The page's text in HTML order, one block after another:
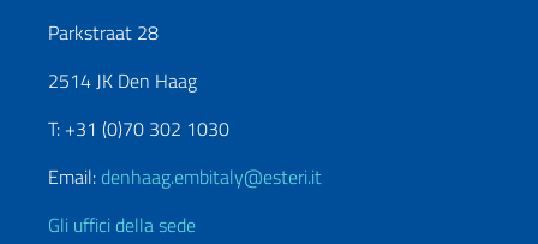
Parkstraat 28
2514 JK Den Haag
T: +31 (0)70 302 1030
Email: denhaag.embitaly@esteri.it
Gli uffici della sede